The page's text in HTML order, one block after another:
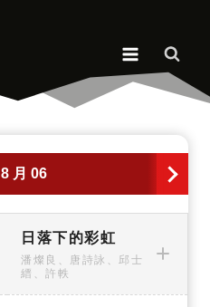
8 月 06
日落下的彩虹
潘燦良、唐詩詠、邱士
縉、許軼